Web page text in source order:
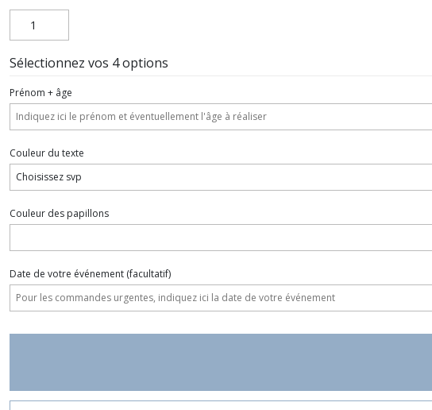
Sélectionnez vos 4 options
Prénom + âge
Couleur du texte
Couleur des papillons
Date de votre événement (facultatif)